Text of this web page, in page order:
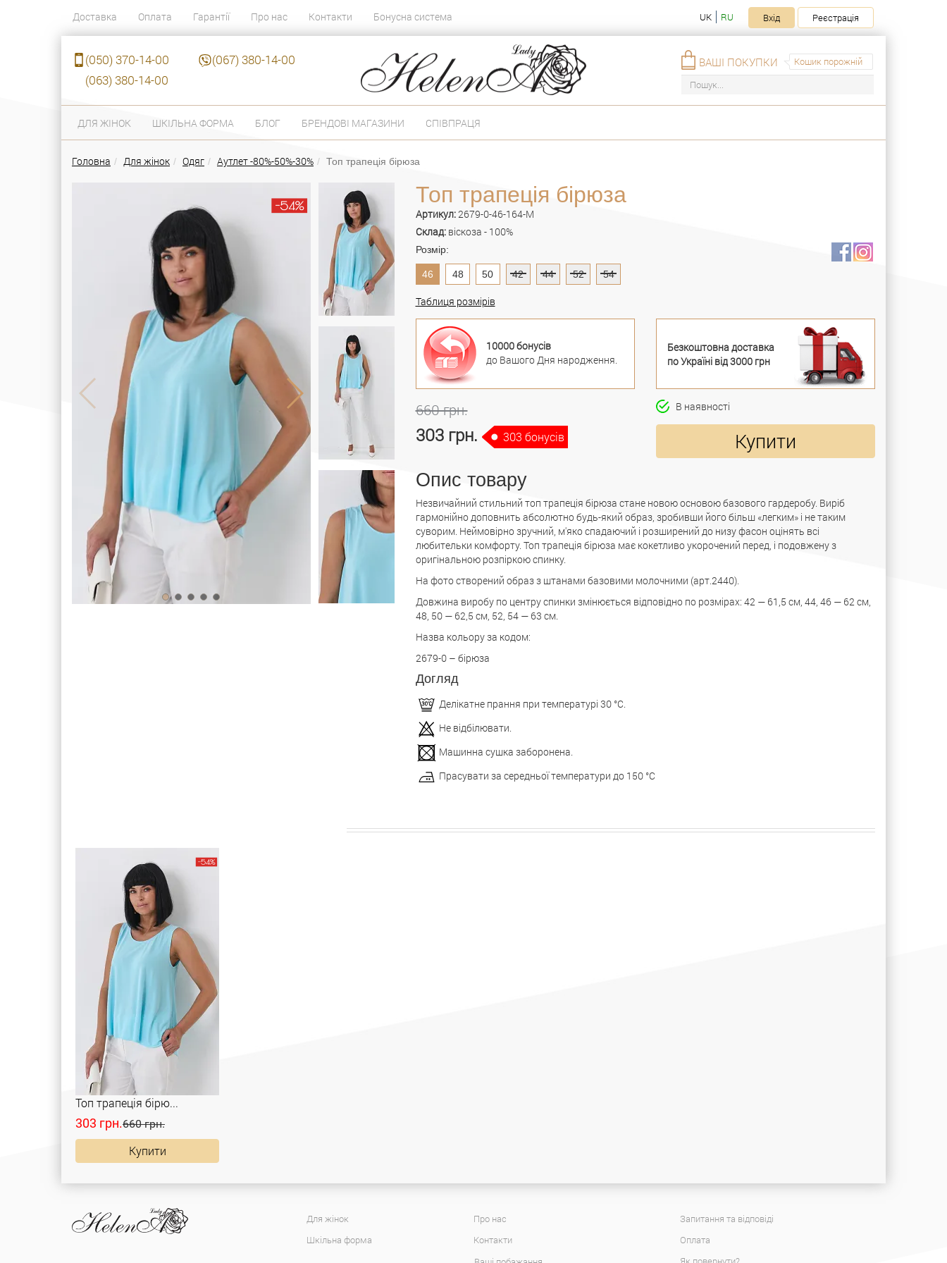
Доставка Оплата Гарантії Про нас Контакти Бонусна система UK RU Вхід Реєстрація
(050) 370-14-00
(067) 380-14-00
(063) 380-14-00
Кошик порожній
ВАШІ ПОКУПКИ
ДЛЯ ЖІНОК ШКІЛЬНА ФОРМА БЛОГ БРЕНДОВІ МАГАЗИНИ СПІВПРАЦЯ
Головна Для жінок Одяг Аутлет -80%-50%-30% Топ трапеція бірюза
Топ трапеція бірюза
Артикул:2679-0-46-164-M
Склад: віскоза - 100%
Розмір:
46 48 50 42 44 52 54
Таблиця розмірів
10000 бонусів
до Вашого Дня народження.
Безкоштовна доставка
по Україні від 3000 грн
660 грн.
303 грн. 303 бонусів
В наявності
Купити
Опис товару
Незвичайний стильний топ трапеція бірюза стане новою основою базового гардеробу. Виріб
гармонійно доповнить абсолютно будь-який образ, зробивши його більш «легким» і не таким
суворим. Неймовірно зручний, м'яко спадаючий і розширений до низу фасон оцінять всі
любительки комфорту. Топ трапеція бірюза має кокетливо укорочений перед, і подовжену з
оригінальною розпіркою спинку.
На фото створений образ з штанами базовими молочними (арт.2440).
Довжина виробу по центру спинки змінюється відповідно по розмірах: 42 — 61,5 см, 44, 46 — 62 см,
48, 50 — 62,5 см, 52, 54 — 63 см.
Назва кольору за кодом:
2679-0 – бірюза
Догляд
Делікатне прання при температурі 30 °С.
Не відбілювати.
Машинна сушка заборонена.
Прасувати за середньої температури до 150 °С
Топ трапеція бірю...
303 грн.660 грн.
Купити
Для жінок
Шкільна форма
Про нас
Контакти
Запитання та відповіді
Оплата